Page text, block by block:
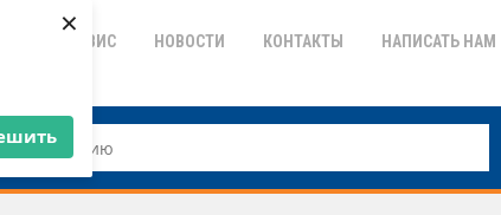
×СЕРВИС НОВОСТИ КОНТАКТЫ НАПИСАТЬ НАМ